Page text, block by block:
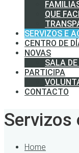
QUE
SERVIZOS E
CENTRO DE
NOVAS
SALA
PARTICIPA
CONTACTO
Servizos
Home